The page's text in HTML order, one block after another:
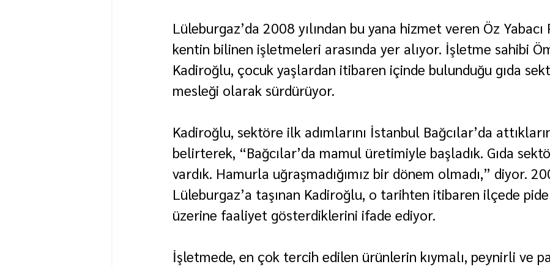
Lüleburgaz’da 2008 yılından bu yana hizmet veren Öz Yabacı
kentin bilinen işletmeleri arasında yer alıyor. İşletme sahibi
Kadiroğlu, çocuk yaşlardan itibaren içinde bulunduğu gıda
mesleği olarak sürdürüyor.
Kadiroğlu, sektöre ilk adımlarını İstanbul Bağcılar’da
belirterek, “Bağcılar’da mamul üretimiyle başladık. Gıda
vardık. Hamurla uğraşmadığımız bir dönem olmadı,” diyor.
Lüleburgaz’a taşınan Kadiroğlu, o tarihten itibaren ilçede
üzerine faaliyet gösterdiklerini ifade ediyor.
İşletmede, en çok tercih edilen ürünlerin kıymalı, peynirli ve